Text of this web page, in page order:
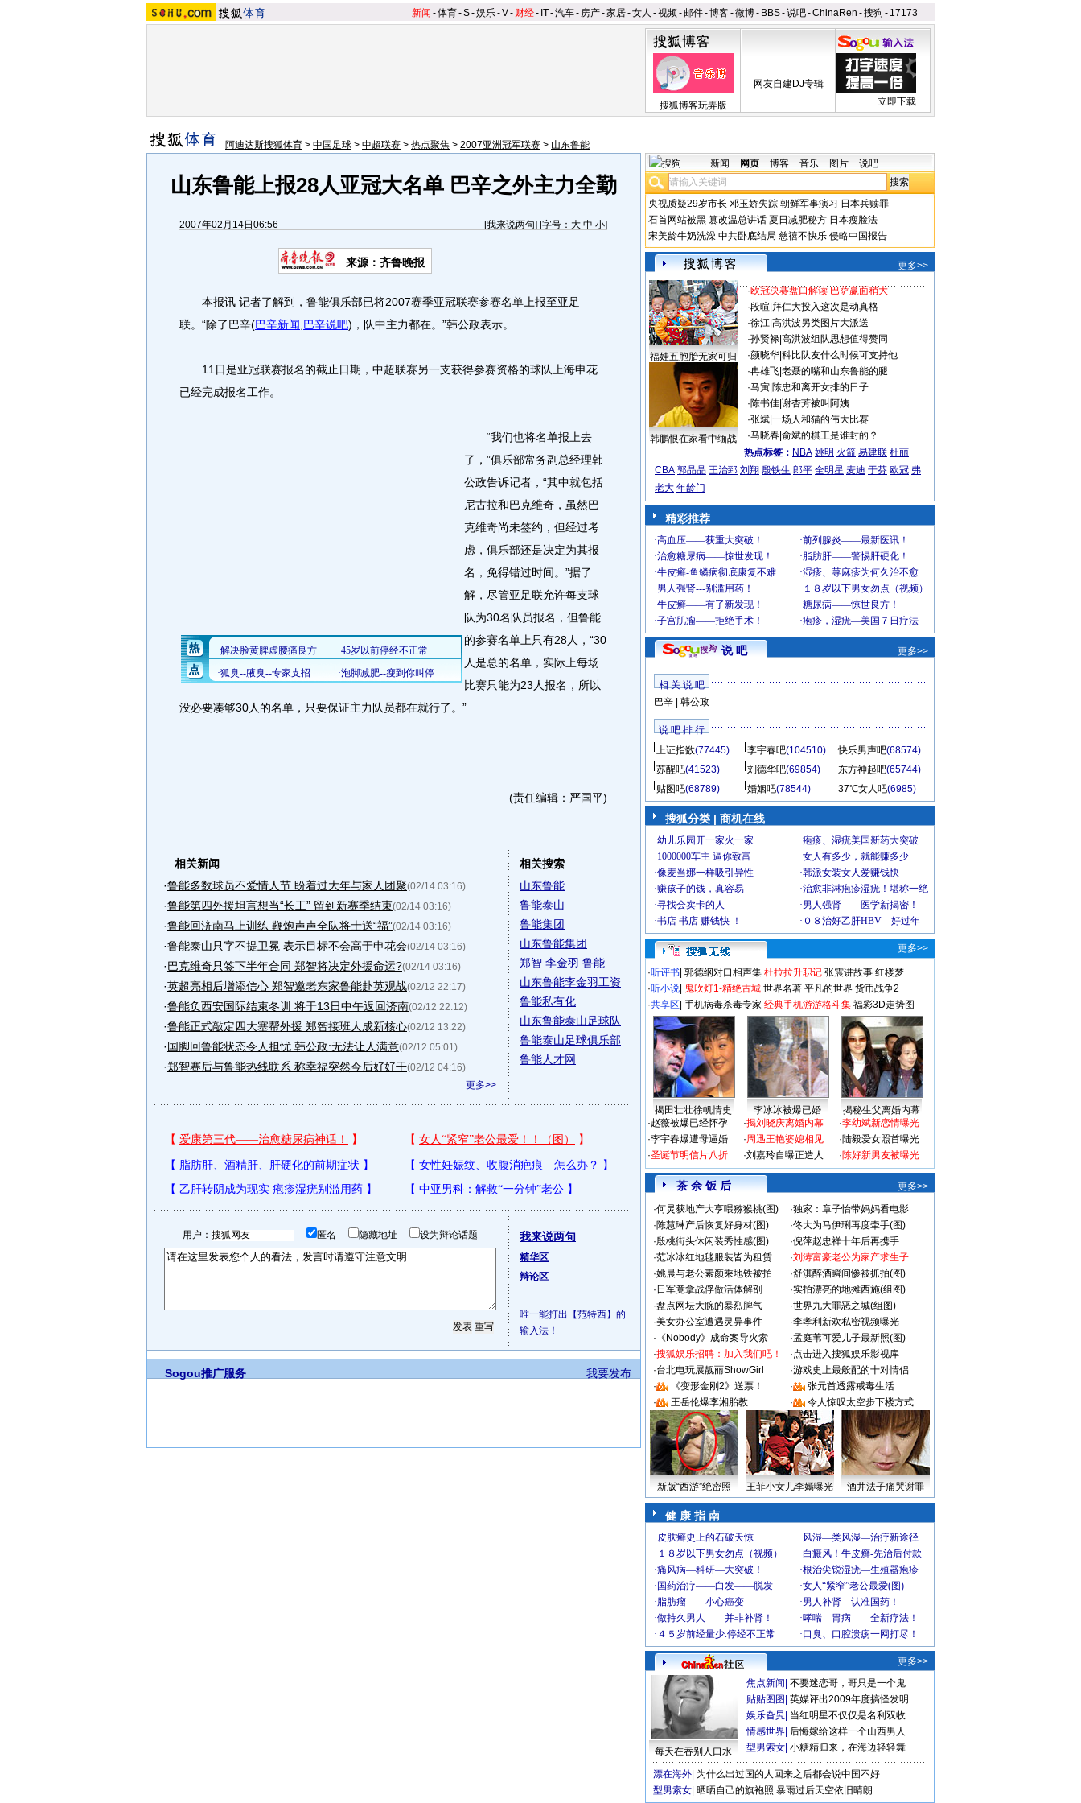
新闻 -体育-S-娱乐-V- 财经- IT-汽车- 房产-家居-女人 -视频-邮件-博客-微博- BBS-说吧-ChinaRen -搜狗 - 17173
搜狐博客玩弄版
网友自建DJ专辑
立即下载
阿迪达斯搜狐体育 > 中国足球 > 中超联赛 > 热点聚焦 > 2007亚洲冠军联赛 > 山东鲁能
山东鲁能上报28人亚冠大名单 巴辛之外主力全勤
2007年02月14日06:56 [我来说两句] [字号： 大 中 小]
来源：齐鲁晚报
本报讯 记者了解到，鲁能俱乐部已将2007赛季亚冠联赛参赛名单上报至亚足
联。“除了巴辛(巴辛新闻 巴辛说吧) ，队中主力都在。”韩公政表示。
11日是亚冠联赛报名的截止日期，中超联赛另一支获得参赛资格的球队上海申花
已经完成报名工作。
“我们也将名单报上去
了，”俱乐部常务副总经理韩
公政告诉记者，“其中就包括
尼古拉和巴克维奇，虽然巴
克维奇尚未签约，但经过考
虑，俱乐部还是决定为其报
名，免得错过时间。”据了
解，尽管亚足联允许每支球
队为30名队员报名，但鲁能
的参赛名单上只有28人，“30
人是总的名单，实际上每场
比赛只能为23人报名，所以
没必要凑够30人的名单，只要保证主力队员都在就行了。”
(责任编辑：严国平)
相关新闻
·鲁能多数球员不爱情人节 盼着过大年与家人团聚(02/14 03:16)
·鲁能第四外援坦言想当“长工” 留到新赛季结束(02/14 03:16)
·鲁能回济南马上训练 鞭炮声声全队将士送“福”(02/14 03:16)
·鲁能泰山只字不提卫冕 表示目标不会高于申花会(02/14 03:16)
·巴克维奇只签下半年合同 郑智将决定外援命运?(02/14 03:16)
·英超亮相后增添信心 郑智邀老东家鲁能赴英观战(02/12 22:17)
·鲁能负西安国际结束冬训 将于13日中午返回济南(02/12 22:12)
·鲁能正式敲定四大塞帮外援 郑智接班人成新核心(02/12 13:22)
·国脚回鲁能状态令人担忧 韩公政:无法让人满意(02/12 05:01)
·郑智赛后与鲁能热线联系 称幸福突然今后好好干(02/12 04:16)
更多>>
相关搜索
山东鲁能
鲁能泰山
鲁能集团
山东鲁能集团
郑智 李金羽 鲁能
山东鲁能李金羽工资
鲁能私有化
山东鲁能泰山足球队
鲁能泰山足球俱乐部
鲁能人才网
用户： 匿名 隐藏地址 设为辩论话题 我来说两句
精华区
辩论区
唯一能打出【范特西】的
输入法！
我要发布
Sogou推广服务
新闻 网页 博客 音乐 图片 说吧
央视质疑29岁市长 邓玉娇失踪 朝鲜军事演习 日本兵赎罪
石首网站被黑 篡改温总讲话 夏日减肥秘方 日本瘦脸法
宋美龄牛奶洗澡 中共卧底结局 慈禧不快乐 侵略中国报告
更多>>
福娃五胞胎无家可归
韩鹏恨在家看中缅战
·欧冠决赛盘口解读 巴萨赢面稍大
·段暄 拜仁大投入这次是动真格
·徐江| 高洪波另类图片大派送
·孙贤禄| 高洪波组队思想值得赞同
·颜晓华| 科比队友什么时候可支持他
·冉雄飞| 老聂的嘴和山东鲁能的腿
·马寅| 陈忠和离开女排的日子
·陈书佳| 谢杏芳被叫阿姨
·张斌| 一场人和猫的伟大比赛
·马晓春| 俞斌的棋王是谁封的？
热点标签： NBA 姚明 火箭 易建联 杜丽
CBA 郭晶晶 王治郅 刘翔 殷铁生 郎平 全明星 麦迪 于芬 欧冠 弗
老大 年龄门
精彩推荐
说 吧 更多>>
相 关 说 吧
巴辛| 韩公政
说 吧 排 行
上证指数(77445) 李宇春吧(104510) 快乐男声吧(68574)
苏醒吧(41523) 刘德华吧(69854) 东方神起吧(65744)
贴图吧(68789) 婚姻吧(78544) 37℃女人吧(6985)
搜狐分类 | 商机在线
更多>>
·听评书 郭德纲对口相声集 杜拉拉升职记 张震讲故事 红楼梦
·听小说 鬼吹灯1-精绝古城 世界名著 平凡的世界 货币战争2
·共享区 手机病毒杀毒专家 经典手机游游格斗集 福彩3D走势图
揭田壮壮徐帆情史 李冰冰被爆已婚
揭秘生父离婚内幕
·赵薇被爆已经怀孕
·李宇春爆遭母逼婚
·圣诞节明信片八折
·揭刘晓庆离婚内幕
·周迅王艳婆媳相见
·刘嘉玲自曝正造人
·李幼斌新恋情曝光
·陆毅爱女照首曝光
·陈好新男友被曝光
茶 余 饭 后
更多>>
·何炅获地产大亨喂猕猴桃(图) ·独家：章子怡带妈妈看电影
·陈慧琳产后恢复好身材(图) ·佟大为马伊琍再度牵手(图)
·殷桃街头休闲装秀性感(图) ·倪萍赵忠祥十年后再携手
·范冰冰红地毯服装皆为租赁 ·刘涛富豪老公为家产求生子
·姚晨与老公素颜乘地铁被拍 ·舒淇醉酒瞬间惨被抓拍(图)
· 日军竟拿战俘做活体解剖 ·实拍漂亮的地摊西施(组图)
·盘点网坛大腕的暴烈脾气 ·世界九大罪恶之城(组图)
·美女办公室遭遇灵异事件 ·李孝利新欢私密视频曝光
· 《Nobody》成命案导火索 ·孟庭苇可爱儿子最新照(图)
·搜狐娱乐招聘：加入我们吧！ ·点击进入搜狐娱乐影视库
·台北电玩展靓丽ShowGirl ·游戏史上最般配的十对情侣
·
《变形金刚2》送票！ ·
张元首透露戒毒生活
·
王岳伦爆李湘胎教 · 令人惊叹太空步下楼方式
新版“西游”绝密照 王菲小女儿李嫣曝光 酒井法子痛哭谢罪
健 康 指 南
更多>>
每天在吞别人口水
焦点新闻 不要迷恋哥，哥只是一个鬼
贴贴图图 英媒评出2009年度搞怪发明
娱乐旮旯 当红明星不仅仅是名利双收
情感世界 后悔嫁给这样一个山西男人
型男索女 小糖精归来，在海边轻轻舞
漂在海外 为什么出过国的人回来之后都会说中国不好
型男索女 晒晒自己的旗袍照 暴雨过后天空依旧晴朗